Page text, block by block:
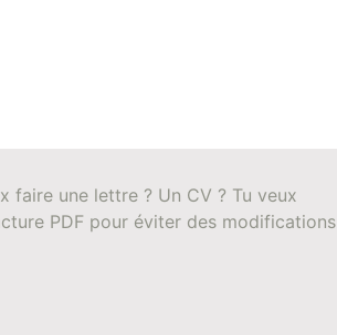
faire une lettre ? Un CV ? Tu veux
PDF pour éviter des modifications